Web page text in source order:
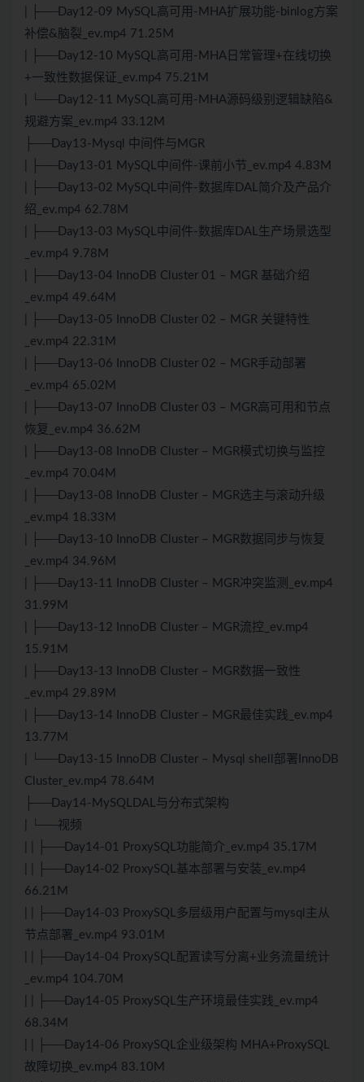
| ├──Day12-09 MySQL高可用-MHA扩展功能-binlog方案
补偿&脑裂_ev.mp4 71.25M
| ├──Day12-10 MySQL高可用-MHA日常管理+在线切换
+一致性数据保证_ev.mp4 75.21M
| └──Day12-11 MySQL高可用-MHA源码级别逻辑缺陷&
规避方案_ev.mp4 33.12M
├──Day13-Mysql 中间件与MGR
| ├──Day13-01 MySQL中间件-课前小节_ev.mp4 4.83M
| ├──Day13-02 MySQL中间件-数据库DAL简介及产品介
绍_ev.mp4 62.78M
| ├──Day13-03 MySQL中间件-数据库DAL生产场景选型
_ev.mp4 9.78M
| ├──Day13-04 InnoDB Cluster 01 – MGR 基础介绍
_ev.mp4 49.64M
| ├──Day13-05 InnoDB Cluster 02 – MGR 关键特性
_ev.mp4 22.31M
| ├──Day13-06 InnoDB Cluster 02 – MGR手动部署
_ev.mp4 65.02M
| ├──Day13-07 InnoDB Cluster 03 – MGR高可用和节点
恢复_ev.mp4 36.62M
| ├──Day13-08 InnoDB Cluster – MGR模式切换与监控
_ev.mp4 70.04M
| ├──Day13-08 InnoDB Cluster – MGR选主与滚动升级
_ev.mp4 18.33M
| ├──Day13-10 InnoDB Cluster – MGR数据同步与恢复
_ev.mp4 34.96M
| ├──Day13-11 InnoDB Cluster – MGR冲突监测_ev.mp4
31.99M
| ├──Day13-12 InnoDB Cluster – MGR流控_ev.mp4
15.91M
| ├──Day13-13 InnoDB Cluster – MGR数据一致性
_ev.mp4 29.89M
| ├──Day13-14 InnoDB Cluster – MGR最佳实践_ev.mp4
13.77M
| └──Day13-15 InnoDB Cluster – Mysql shell部署InnoDB
Cluster_ev.mp4 78.64M
├──Day14-MySQLDAL与 分布式架构
| └──视频
| | ├──Day14-01 ProxySQL功能简介_ev.mp4 35.17M
| | ├──Day14-02 ProxySQL基本部署与安装_ev.mp4
66.21M
| | ├──Day14-03 ProxySQL多层级用户配置与mysql主从
节点部署_ev.mp4 93.01M
| | ├──Day14-04 ProxySQL配置读写分离+业务流量统计
_ev.mp4 104.70M
| | ├──Day14-05 ProxySQL生产环境最佳实践_ev.mp4
68.34M
| | ├──Day14-06 ProxySQL企业级架构 MHA+ProxySQL
故障切换_ev.mp4 83.10M